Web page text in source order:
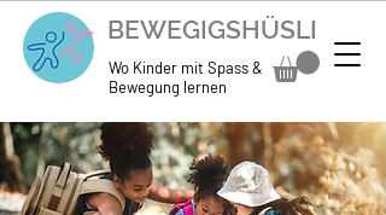
BEWEGIGSHÜSLI
Wo Kinder mit Spass &
Bewegung lernen